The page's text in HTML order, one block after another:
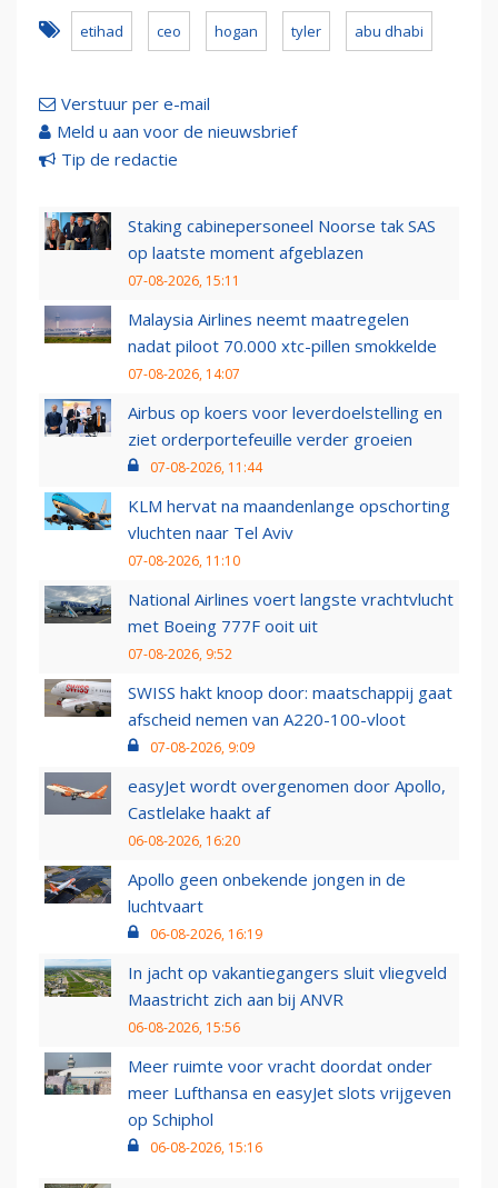
etihad ceo hogan tyler abu dhabi
Verstuur per e-mail
Meld u aan voor de nieuwsbrief
Tip de redactie
Staking cabinepersoneel Noorse tak SAS
op laatste moment afgeblazen
07-08-2026, 15:11
Malaysia Airlines neemt maatregelen
nadat piloot 70.000 xtc-pillen smokkelde
07-08-2026, 14:07
Airbus op koers voor leverdoelstelling en
ziet orderportefeuille verder groeien
07-08-2026, 11:44
KLM hervat na maandenlange opschorting
vluchten naar Tel Aviv
07-08-2026, 11:10
National Airlines voert langste vrachtvlucht
met Boeing 777F ooit uit
07-08-2026, 9:52
SWISS hakt knoop door: maatschappij gaat
afscheid nemen van A220-100-vloot
07-08-2026, 9:09
easyJet wordt overgenomen door Apollo,
Castlelake haakt af
06-08-2026, 16:20
Apollo geen onbekende jongen in de
luchtvaart
06-08-2026, 16:19
In jacht op vakantiegangers sluit vliegveld
Maastricht zich aan bij ANVR
06-08-2026, 15:56
Meer ruimte voor vracht doordat onder
meer Lufthansa en easyJet slots vrijgeven
op Schiphol
06-08-2026, 15:16